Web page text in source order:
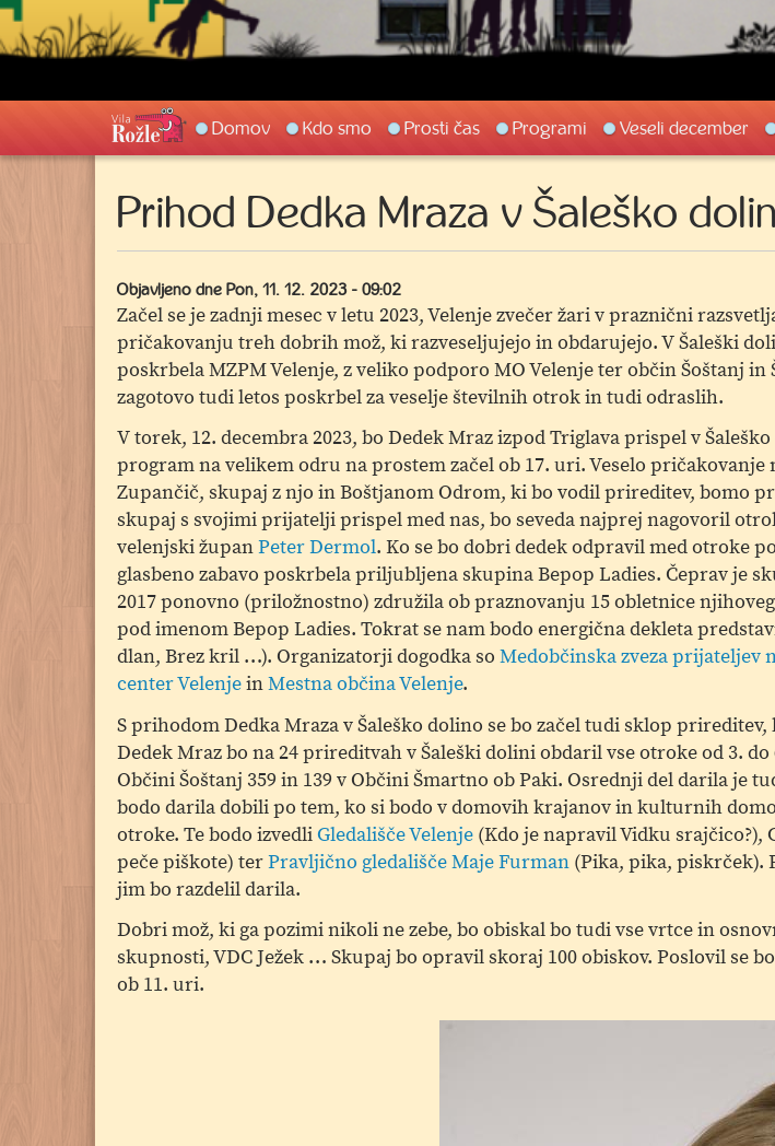
Main
navigation
Domov Kdo smo Prosti čas Programi Veseli december
Prihod Dedka Mraza v Šaleško
Objavljeno dne Pon, 11. 12. 2023 - 09:02
Začel se je zadnji mesec v letu 2023, Velenje zvečer žari v praznični
pričakovanju treh dobrih mož, ki razveseljujejo in obdarujejo. V Šaleški
poskrbela MZPM Velenje, z veliko podporo MO Velenje ter občin Šoštanj
zagotovo tudi letos poskrbel za veselje številnih otrok in tudi odraslih.
V torek, 12. decembra 2023, bo Dedek Mraz izpod Triglava prispel v
program na velikem odru na prostem začel ob 17. uri. Veselo
Zupančič, skupaj z njo in Boštjanom Odrom, ki bo vodil prireditev, bomo
skupaj s svojimi prijatelji prispel med nas, bo seveda najprej nagovoril
velenjski županPeter Dermol. Ko se bo dobri dedek odpravil med otroke
glasbeno zabavo poskrbela priljubljena skupina Bepop Ladies. Čeprav je
2017 ponovno (priložnostno) združila ob praznovanju 15 obletnice
pod imenom Bepop Ladies. Tokrat se nam bodo energična dekleta
dlan, Brez kril …). Organizatorji dogodka so Medobčinska zveza prijateljev
center VelenjeinMestna občina Velenje.
S prihodom Dedka Mraza v Šaleško dolino se bo začel tudi sklop
Dedek Mraz bo na 24 prireditvah v Šaleški dolini obdaril vse otroke od 3.
Občini Šoštanj 359 in 139 v Občini Šmartno ob Paki. Osrednji del darila
bodo darila dobili po tem, ko si bodo v domovih krajanov in kulturnih
otroke. Te bodo izvedliGledališče Velenje (Kdo je napravil Vidku
peče piškote) terPravljično gledališče Maje Furman (Pika, pika, piskrček).
jim bo razdelil darila.
Dobri mož, ki ga pozimi nikoli ne zebe, bo obiskal bo tudi vse vrtce in
skupnosti, VDC Ježek … Skupaj bo opravil skoraj 100 obiskov. Poslovil se
ob 11. uri.